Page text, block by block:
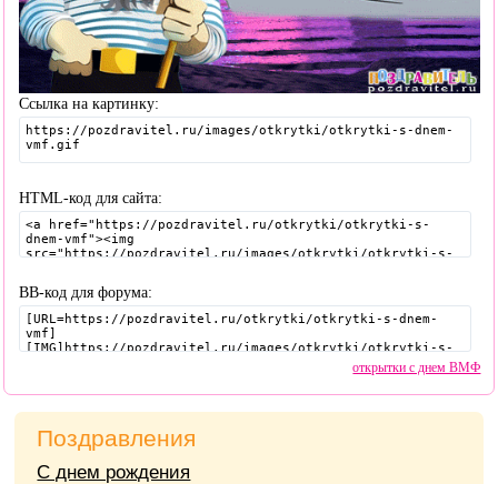
Ссылка на картинку:
HTML-код для сайта:
BB-код для форума:
открытки с днем ВМФ
Поздравления
С днем рождения